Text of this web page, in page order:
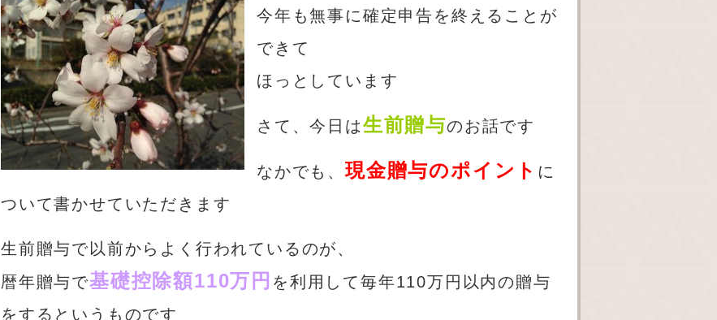
今年も無事に確定申告を終えることが
できて
ほっとしています
さて、今日は生前贈与のお話です
なかでも、現金贈与のポイント に
ついて書かせていただきます
生前贈与で以前からよく行われているのが、
暦年贈与で基礎控除額110万円 を利用して毎年110万円以内の贈与
をするというものです